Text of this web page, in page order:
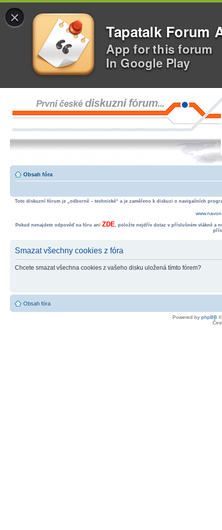
×
Tapatalk Forum
App for this forum
In Google Play
Obsah fóra
Toto diskuzní fórum je „odborně – technické“ a je zaměřeno k diskuzi o navigačních
Pokud nenajdete odpověď na fóru ani ZDE, položte nejdřív dotaz v příslušném vlákně a
Smazat všechny cookies z fóra
Chcete smazat všechna cookies z vašeho disku uložená tímto fórem?
Obsah fóra
Powered by phpBB